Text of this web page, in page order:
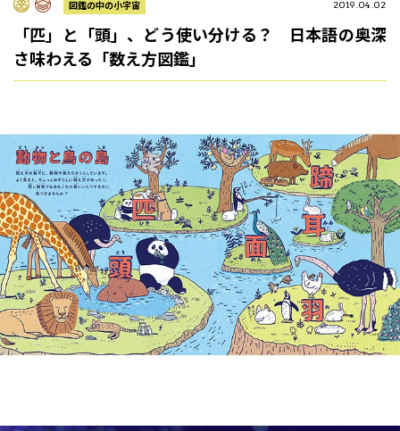
図鑑の中の小宇宙 2019.04.02
「匹」と「頭」、どう使い分ける？ 日本語の奥深
さ味わえる「数え方図鑑」